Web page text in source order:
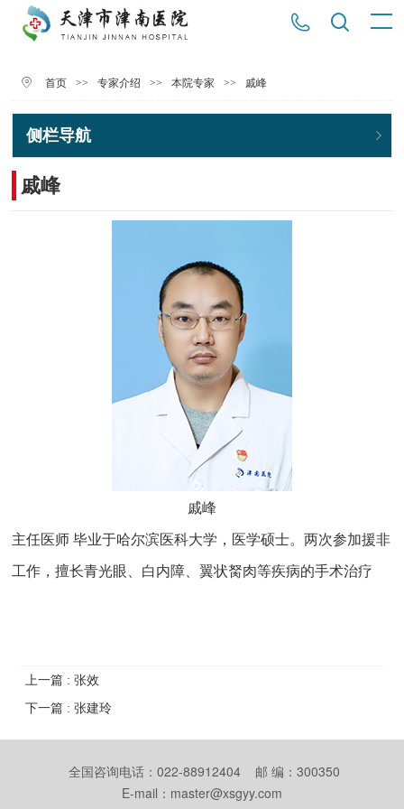
首页 >> 专家介绍 >> 本院专家 >> 戚峰
侧栏导航
戚峰
戚峰
主任医师 毕业于哈尔滨医科大学，医学硕士。两次参加援非
工作，擅长青光眼、白内障、翼状胬肉等疾病的手术治疗
上一篇 : 张效
下一篇 : 张建玲
全国咨询电话：022-88912404 邮 编：300350
E-mail：master@xsgyy.com